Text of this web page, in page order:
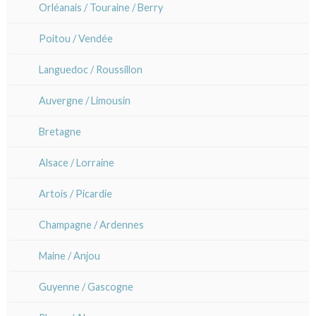
Ravachel
Lisa Takahashi
Cleo Wilkinson
Divers
Orléanais / Touraine / Berry
Poitou / Vendée
Languedoc / Roussillon
Auvergne / Limousin
Bretagne
Alsace / Lorraine
Artois / Picardie
Champagne / Ardennes
Maine / Anjou
Guyenne / Gascogne